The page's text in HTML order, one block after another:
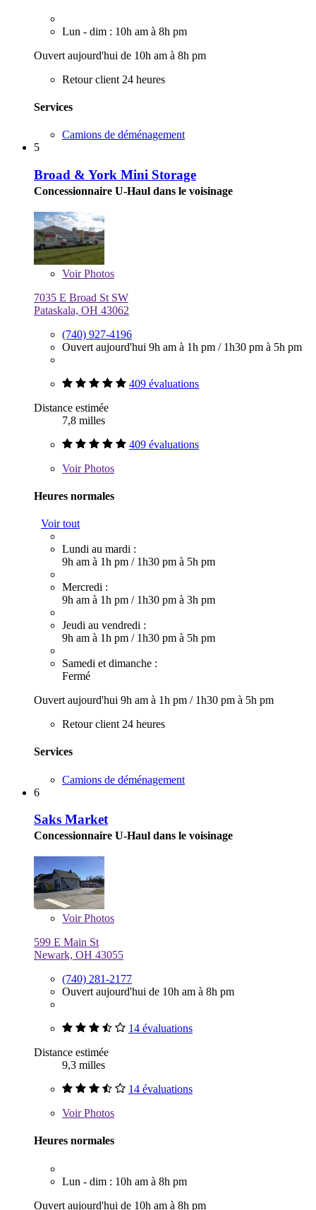
Lun - dim : 10h am à 8h pm
Ouvert aujourd'hui de 10h am à 8h pm
Retour client 24 heures
Services
Camions de déménagement
5
Broad & York Mini Storage
Concessionnaire U-Haul dans le voisinage
VoirPhotos
7035 E Broad St SW
Pataskala, OH 43062
(740) 927-4196
Ouvert aujourd'hui 9h am à 1h pm / 1h30 pm à 5h pm
409 évaluations
Distance estimée
7,8 milles
409 évaluations
VoirPhotos
Heures normales
Voir tout
Lundi au mardi :
9h am à 1h pm / 1h30 pm à 5h pm
Mercredi :
9h am à 1h pm / 1h30 pm à 3h pm
Jeudi au vendredi :
9h am à 1h pm / 1h30 pm à 5h pm
Samedi et dimanche :
Fermé
Ouvert aujourd'hui 9h am à 1h pm / 1h30 pm à 5h pm
Retour client 24 heures
Services
Camions de déménagement
6
Saks Market
Concessionnaire U-Haul dans le voisinage
VoirPhotos
599 E Main St
Newark, OH 43055
(740) 281-2177
Ouvert aujourd'hui de 10h am à 8h pm
14 évaluations
Distance estimée
9,3 milles
14 évaluations
VoirPhotos
Heures normales
Lun - dim : 10h am à 8h pm
Ouvert aujourd'hui de 10h am à 8h pm